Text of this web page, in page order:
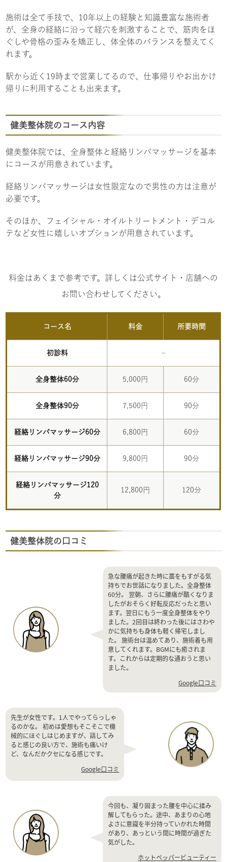
施術は全て手技で、10年以上の経験と知識豊富な施術者
が、全身の経絡に沿って経穴を刺激することで、筋肉をほ
ぐしや骨格の歪みを矯正し、体全体のバランスを整えてく
れます。
駅から近く19時まで営業してるので、仕事帰りやお出かけ
帰りに利用することも出来ます。
健美整体院のコース内容
健美整体院では、全身整体と経絡リンパマッサージを基本
にコースが用意されています。
経絡リンパマッサージは女性限定なので男性の方は注意が
必要です。
そのほか、フェイシャル・オイルトリートメント・デコル
テなど女性に嬉しいオプションが用意されています。
料金はあくまで参考です。詳しくは公式サイト・店舗への
お問い合わせしてください。
コース名 料金 所要時間
初診料 –
全身整体60分 5,000円 60分
全身整体90分 7,500円 90分
経絡リンパマッサージ60分 6,800円 60分
経絡リンパマッサージ90分 9,800円 90分
経絡リンパマッサージ120
分
12,800円 120分
健美整体院の口コミ
急な腰痛が起きた時に藁をもすがる気
持ちでお世話になりました。全身整体
60分。 翌朝、さらに腰痛が酷くなりま
したがおそらく好転反応だったと思い
ます。翌日にもう一度全身整体をやり
ました。2回目は終わった後にはさわや
かに気持ちも身体も軽く帰宅しまし
た。 施術台は温めてあり、施術着も用
意してくれます。BGMにも癒されま
す。これからは定期的な通おうと思い
ました。
Google口コミ
先生が女性です。1人でやってらっしゃ
るのかな。 初めは愛想もそこそこで機
械的にほぐしはじめますが、話してみ
ると感じの良い方で、施術も痛いけ
ど、なんだかクセになる感じです。
Google口コミ
今回も、凝り固まった腰を中心に揉み
解してもらった。途中、あまりの心地
よさに意識を半分持っていかれた時間
があり、あっという間に時間が過ぎた
気がした。
ホットペッパービューティー